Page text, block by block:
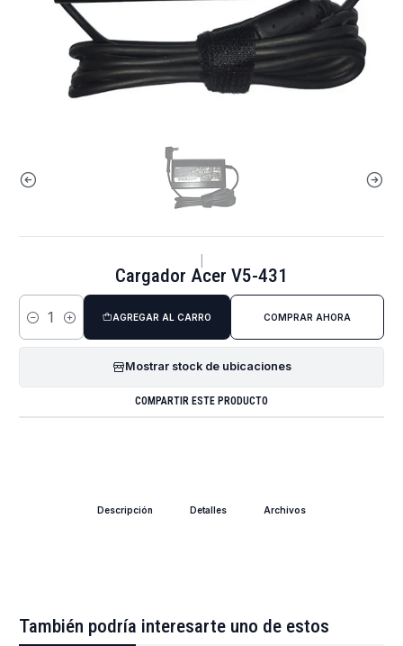
Cargador Acer V5-431
Cantidad
AGREGAR AL CARRO COMPRAR AHORA
Mostrar stock de ubicaciones
COMPARTIR ESTE PRODUCTO
Descripción Detalles Archivos
También podría interesarte uno de estos